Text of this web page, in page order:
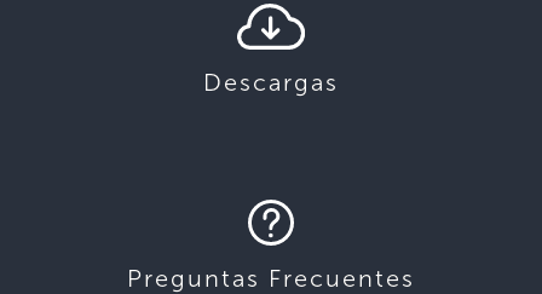
Descargas
Preguntas Frecuentes